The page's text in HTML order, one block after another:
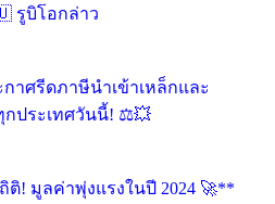
บิโอกล่าว
กาศรีดภาษีนำเข้าเหล็กและ
กประเทศวันนี้!
ติ! มูลค่าพุ่งแรงในปี 2024
**